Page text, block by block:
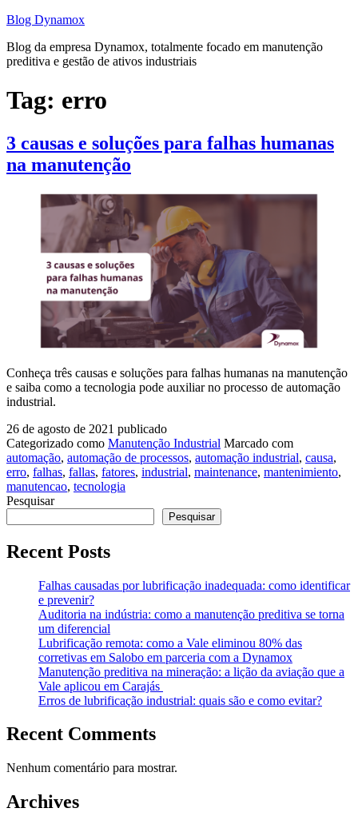
Pular
o
conteúdo
Blog Dynamox
Blog da empresa Dynamox, totalmente focado em manutenção
preditiva e gestão de ativos industriais
Tag: erro
3 causas e soluções para falhas humanas
na manutenção
Conheça três causas e soluções para falhas humanas na manutenção
e saiba como a tecnologia pode auxiliar no processo de automação
industrial.
26 de agosto de 2021 publicado
Categorizado como Manutenção Industrial Marcado com
automação, automação de processos, automação industrial, causa,
erro, falhas, fallas, fatores, industrial, maintenance, mantenimiento,
manutencao, tecnologia
Pesquisar
Pesquisar
Recent Posts
Falhas causadas por lubrificação inadequada: como identificar
e prevenir?
Auditoria na indústria: como a manutenção preditiva se torna
um diferencial
Lubrificação remota: como a Vale eliminou 80% das
corretivas em Salobo em parceria com a Dynamox
Manutenção preditiva na mineração: a lição da aviação que a
Vale aplicou em Carajás
Erros de lubrificação industrial: quais são e como evitar?
Recent Comments
Nenhum comentário para mostrar.
Archives